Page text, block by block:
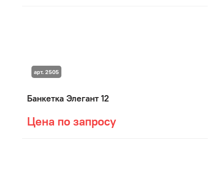
Банкетка Элегант 12
Цена по запросу
арт. 2505